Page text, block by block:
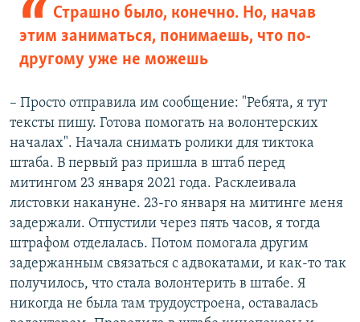
Страшно было, конечно. Но, начав
этим заниматься, понимаешь, что по-
другому уже не можешь
– Просто отправила им сообщение: "Ребята, я тут
тексты пишу. Готова помогать на волонтерских
началах". Начала снимать ролики для тиктока
штаба. В первый раз пришла в штаб перед
митингом 23 января 2021 года. Расклеивала
листовки накануне. 23-го января на митинге меня
задержали. Отпустили через пять часов, я тогда
штрафом отделалась. Потом помогала другим
задержанным связаться с адвокатами, и как-то так
получилось, что стала волонтерить в штабе. Я
никогда не была там трудоустроена, оставалась